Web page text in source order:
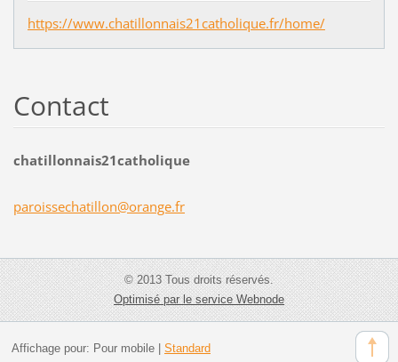
https://www.chatillonnais21catholique.fr/home/
Contact
chatillonnais21catholique
paroissechatillon@orange.fr
© 2013 Tous droits réservés.
Optimisé par le service Webnode
Affichage pour: Pour mobile| Standard